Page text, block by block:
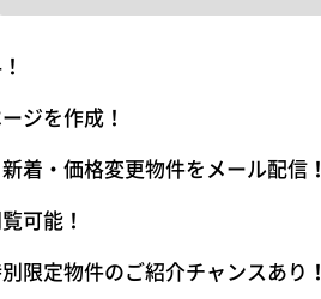
ジを作成！
着・価格変更物件をメール配信！
可能！
限定物件のご紹介チャンスあり！